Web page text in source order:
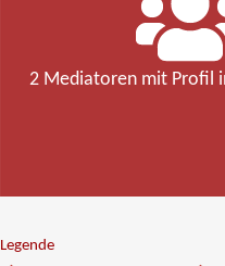
2 Mediatoren mit Profil
Legende